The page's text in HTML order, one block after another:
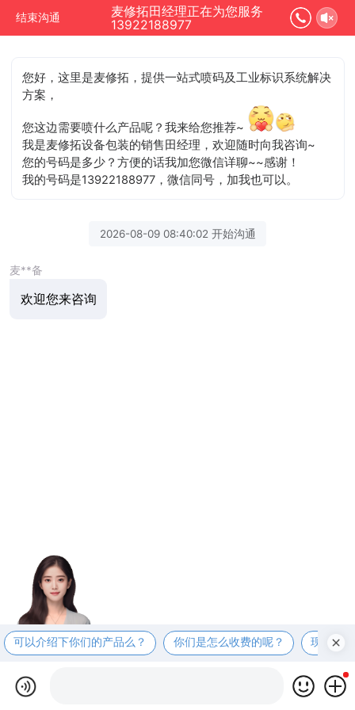
结束沟通
麦修拓田经理正在为您服务
13922188977
您好，这里是麦修拓，提供一站式喷码及工业标识系统解决
方案，
您这边需要喷什么产品呢？我来给您推荐~
我是麦修拓设备包装的销售田经理，欢迎随时向我咨询~
您的号码是多少？方便的话我加您微信详聊~~感谢！
我的号码是13922188977，微信同号，加我也可以。
2026-08-09 08:40:02 开始沟通
麦**备
欢迎您来咨询
可以介绍下你们的产品么？ 你们是怎么收费的呢？ 现在有